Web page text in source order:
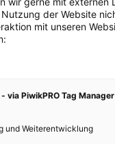
der Website
mit unseren
via PiwikPRO Tag Manager
und Weiterentwicklung